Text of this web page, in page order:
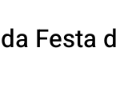
Festa